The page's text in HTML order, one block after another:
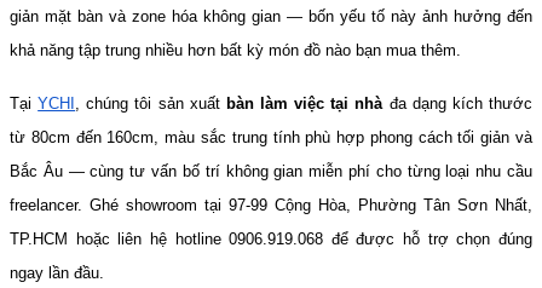
giản mặt bàn và zone hóa không gian — bốn yếu tố này ảnh hưởng đến
khả năng tập trung nhiều hơn bất kỳ món đồ nào bạn mua thêm.
Tại YCHI , chúng tôi sản xuất bàn làm việc tại nhà đa dạng kích thước
từ 80cm đến 160cm, màu sắc trung tính phù hợp phong cách tối giản và
Bắc Âu — cùng tư vấn bố trí không gian miễn phí cho từng loại nhu cầu
freelancer. Ghé showroom tại 97-99 Cộng Hòa, Phường Tân Sơn Nhất,
TP.HCM hoặc liên hệ hotline 0906.919.068 để được hỗ trợ chọn đúng
ngay lần đầu.